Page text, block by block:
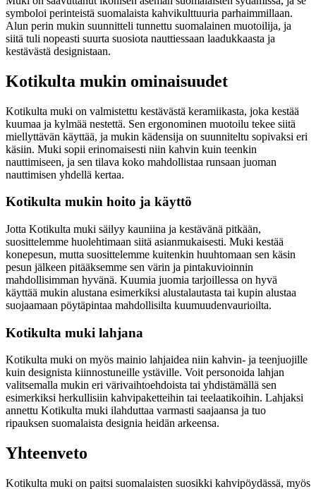
symboloi perinteistä suomalaista kahvikulttuuria parhaimmillaan.
Alun perin mukin suunnitteli tunnettu suomalainen muotoilija, ja
siitä tuli nopeasti suurta suosiota nauttiessaan laadukkaasta ja
kestävästä designistaan.
Kotikulta mukin ominaisuudet
Kotikulta muki on valmistettu kestävästä keramiikasta, joka kestää
kuumaa ja kylmää nestettä. Sen ergonominen muotoilu tekee siitä
miellyttävän käyttää, ja mukin kädensija on suunniteltu sopivaksi eri
käsiin. Muki sopii erinomaisesti niin kahvin kuin teenkin
nauttimiseen, ja sen tilava koko mahdollistaa runsaan juoman
nauttimisen yhdellä kertaa.
Kotikulta mukin hoito ja käyttö
Jotta Kotikulta muki säilyy kauniina ja kestävänä pitkään,
suosittelemme huolehtimaan siitä asianmukaisesti. Muki kestää
konepesun, mutta suosittelemme kuitenkin huuhtomaan sen käsin
pesun jälkeen pitääksemme sen värin ja pintakuvioinnin
mahdollisimman hyvänä. Kuumia juomia tarjoillessa on hyvä
käyttää mukin alustana esimerkiksi alustalautasta tai kupin alustaa
suojaamaan pöytäpintaa mahdollisilta kuumuudenvaurioilta.
Kotikulta muki lahjana
Kotikulta muki on myös mainio lahjaidea niin kahvin- ja teenjuojille
kuin designista kiinnostuneille ystäville. Voit personoida lahjan
valitsemalla mukin eri värivaihtoehdoista tai yhdistämällä sen
esimerkiksi herkullisiin kahvipaketteihin tai teelaatikoihin. Lahjaksi
annettu Kotikulta muki ilahduttaa varmasti saajaansa ja tuo
ripauksen suomalaista designia heidän arkeensa.
Yhteenveto
Kotikulta muki on paitsi suomalaisten suosikki kahvipöydässä, myös